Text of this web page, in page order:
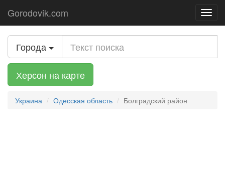
Gorodovik.com
Города
Херсон на карте
Украина Одесская область Болградский район